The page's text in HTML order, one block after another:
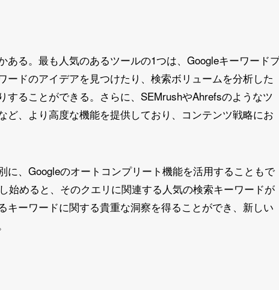
る。最も人気のあるツールの1つは、Googleキーワード
ドのアイデアを見つけたり、検索ボリュームを分析した
することができる。さらに、SEMrushやAhrefsのようなツ
ど、より高度な機能を提供しており、コンテンツ戦略にお
に、Googleのオートコンプリート機能を活用することもで
始めると、そのクエリに関連する人気の検索キーワードが
ーワードに関する貴重な洞察を得ることができ、新しい